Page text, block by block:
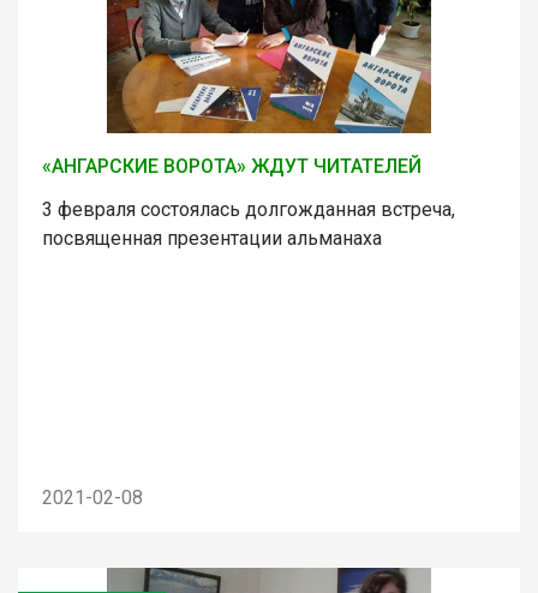
«АНГАРСКИЕ ВОРОТА» ЖДУТ ЧИТАТЕЛЕЙ
3 февраля состоялась долгожданная встреча,
посвященная презентации альманаха
2021-02-08